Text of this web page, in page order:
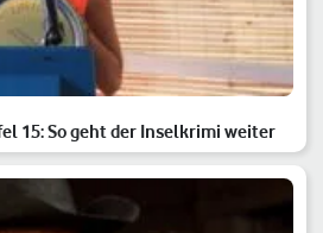
15: So geht der Inselkrimi weiter